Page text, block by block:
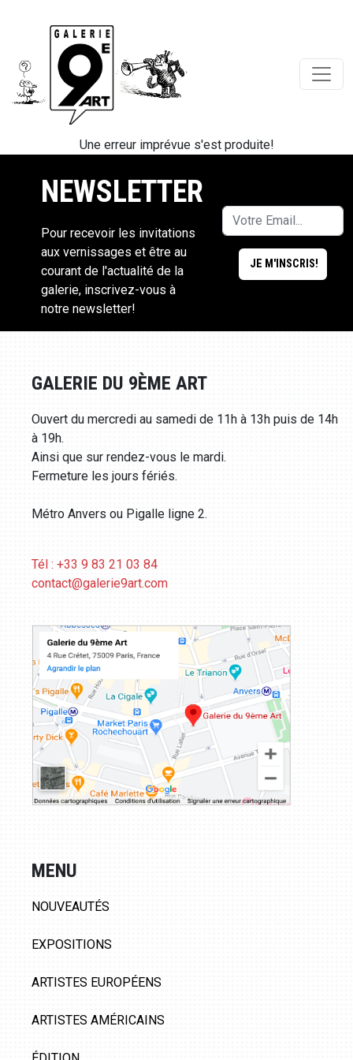
Une erreur imprévue s'est produite!
NEWSLETTER
Pour recevoir les invitations
aux vernissages et être au
courant de l'actualité de la
galerie, inscrivez-vous à
notre newsletter!
GALERIE DU 9ÈME ART
Ouvert du mercredi au samedi de 11h à 13h puis de 14h
à 19h.
Ainsi que sur rendez-vous le mardi.
Fermeture les jours fériés.
Métro Anvers ou Pigalle ligne 2.
Tél : +33 9 83 21 03 84
contact@galerie9art.com
MENU
NOUVEAUTÉS
EXPOSITIONS
ARTISTES EUROPÉENS
ARTISTES AMÉRICAINS